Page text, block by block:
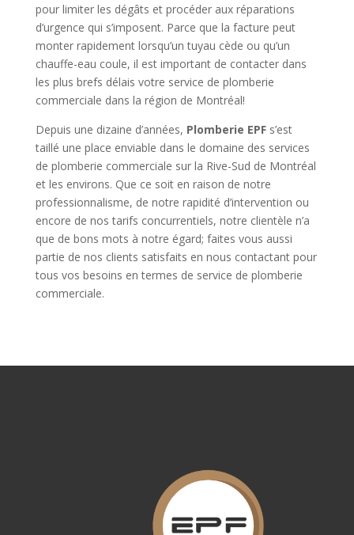
pour limiter les dégâts et procéder aux réparations
d’urgence qui s’imposent. Parce que la facture peut
monter rapidement lorsqu’un tuyau cède ou qu’un
chauffe-eau coule, il est important de contacter dans
les plus brefs délais votre service de plomberie
commerciale dans la région de Montréal!
Depuis une dizaine d’années, Plomberie EPF s’est
taillé une place enviable dans le domaine des services
de plomberie commerciale sur la Rive-Sud de Montréal
et les environs. Que ce soit en raison de notre
professionnalisme, de notre rapidité d’intervention ou
encore de nos tarifs concurrentiels, notre clientèle n’a
que de bons mots à notre égard; faites vous aussi
partie de nos clients satisfaits en nous contactant pour
tous vos besoins en termes de service de plomberie
commerciale.